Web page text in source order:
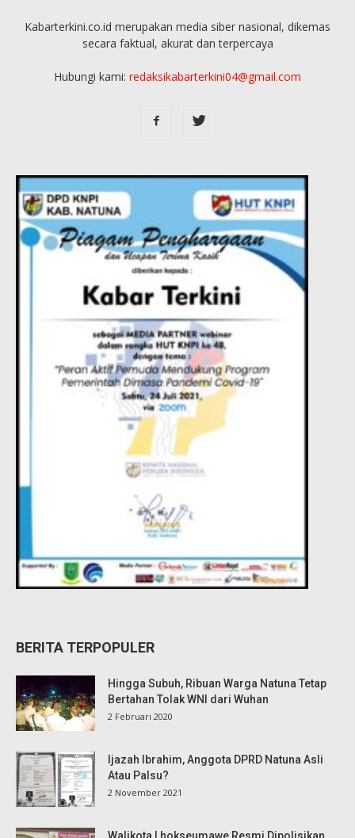
Kabarterkini.co.id merupakan media siber nasional, dikemas
secara faktual, akurat dan terpercaya
Hubungi kami: redaksikabarterkini04@gmail.com
BERITA TERPOPULER
Hingga Subuh, Ribuan Warga Natuna Tetap
Bertahan Tolak WNI dari Wuhan
2 Februari 2020
Ijazah Ibrahim, Anggota DPRD Natuna Asli
Atau Palsu?
2 November 2021